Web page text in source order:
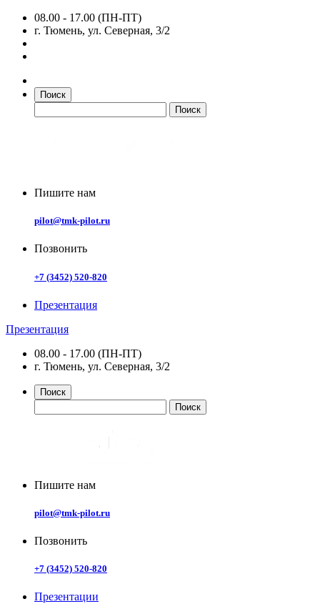
08.00 - 17.00 (ПН-ПТ)
г. Тюмень, ул. Северная, 3/2
Поиск
Пишите нам
pilot@tmk-pilot.ru
Позвонить
+7 (3452) 520-820
Презентация
Презентация
08.00 - 17.00 (ПН-ПТ)
г. Тюмень, ул. Северная, 3/2
Поиск
Пишите нам
pilot@tmk-pilot.ru
Позвонить
+7 (3452) 520-820
Презентации